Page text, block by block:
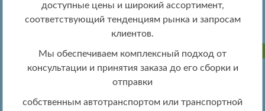
Люстры оптом » Люстры LED оптом » 8081/2+2 WHT
ПРОДАНО
доступные цены и широкий ассортимент,
соответствующий тенденциям рынка и запросам
клиентов.
Мы обеспечиваем комплексный подход от
консультации и принятия заказа до его сборки и
отправки
собственным автотранспортом или транспортной